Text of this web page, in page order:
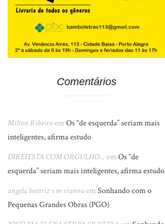
Comentários
Milton RibeiroemOs “de esquerda” seriam mais
inteligentes, afirma estudo
DIREITSTA COM ORGULHO... emOs “de
esquerda” seriam mais inteligentes, afirma estudo
angela beatriz s m viannaemSonhando com o
Pequenas Grandes Obras (PGO)